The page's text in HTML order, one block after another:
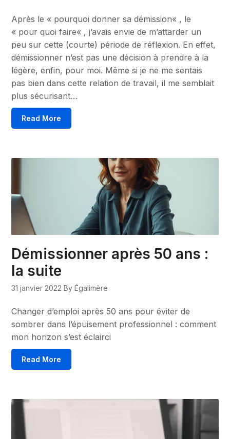
Après le « pourquoi donner sa démission« , le
« pour quoi faire« , j’avais envie de m’attarder un
peu sur cette (courte) période de réflexion. En effet,
démissionner n’est pas une décision à prendre à la
légère, enfin, pour moi. Même si je ne me sentais
pas bien dans cette relation de travail, il me semblait
plus sécurisant…
Read More
Démissionner après 50 ans :
la suite
31 janvier 2022 By Égalimère
Changer d’emploi après 50 ans pour éviter de
sombrer dans l’épuisement professionnel : comment
mon horizon s’est éclairci
Read More